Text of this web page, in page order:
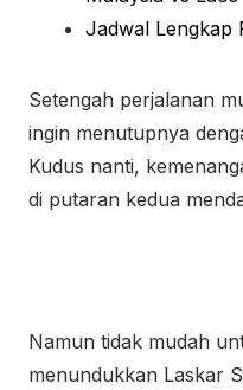
Jadwal Lengkap
Setengah perjalanan
ingin menutupnya
Kudus nanti,
di putaran kedua
Namun tidak mudah
menundukkan Laskar